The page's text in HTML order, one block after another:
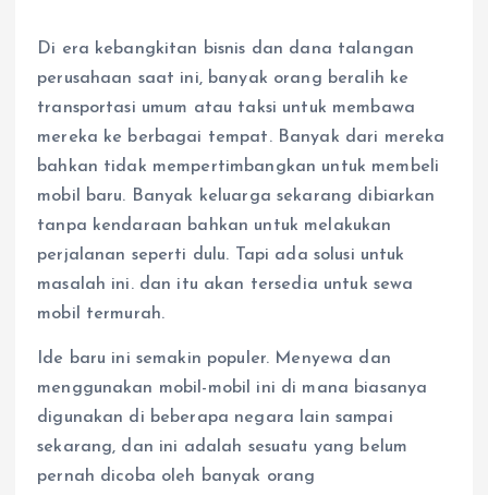
Di era kebangkitan bisnis dan dana talangan
perusahaan saat ini, banyak orang beralih ke
transportasi umum atau taksi untuk membawa
mereka ke berbagai tempat. Banyak dari mereka
bahkan tidak mempertimbangkan untuk membeli
mobil baru. Banyak keluarga sekarang dibiarkan
tanpa kendaraan bahkan untuk melakukan
perjalanan seperti dulu. Tapi ada solusi untuk
masalah ini. dan itu akan tersedia untuk sewa
mobil termurah.
Ide baru ini semakin populer. Menyewa dan
menggunakan mobil-mobil ini di mana biasanya
digunakan di beberapa negara lain sampai
sekarang, dan ini adalah sesuatu yang belum
pernah dicoba oleh banyak orang